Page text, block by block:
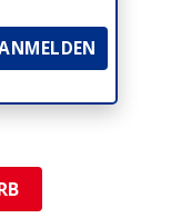
4 teilsynthetisch